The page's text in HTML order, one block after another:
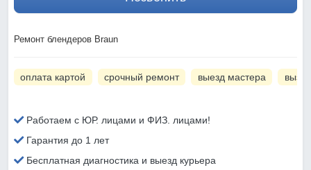
Ремонт блендеров Braun
оплата картой срочный ремонт выезд мастера
Работаем с ЮР. лицами и ФИЗ. лицами!
Гарантия до 1 лет
Бесплатная диагностика и выезд курьера